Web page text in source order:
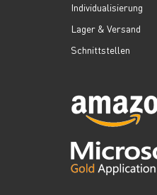
Individualisierung
Lager & Versand
Schnittstellen